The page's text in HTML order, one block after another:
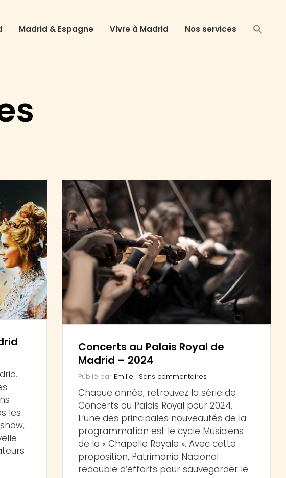
Madrid & Espagne Vivre à Madrid Nos services
les
Concerts au Palais Royal de
Madrid – 2024
Publié par Emilie | Sans commentaires
Chaque année, retrouvez la série de
Concerts au Palais Royal pour 2024.
L’une des principales nouveautés de la
programmation est le cycle Musiciens
de la « Chapelle Royale ». Avec cette
proposition, Patrimonio Nacional
redouble d’efforts pour sauvegarder le